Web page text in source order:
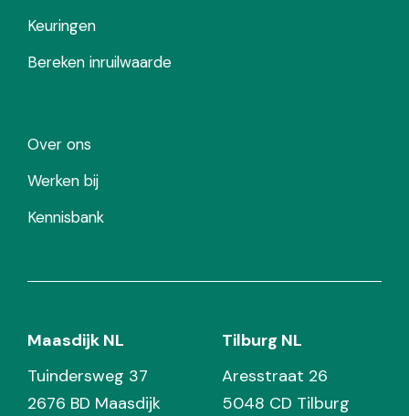
Keuringen
Bereken inruilwaarde
Over ons
Werken bij
Kennisbank
Maasdijk NL
Tuindersweg 37
2676 BD Maasdijk
Tilburg NL
Aresstraat 26
5048 CD Tilburg